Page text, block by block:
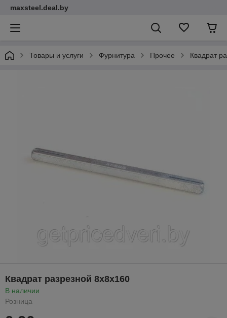
maxsteel.deal.by
Товары и услуги Фурнитура Прочее Квадрат
Квадрат разрезной 8х8х160
В наличии
Розница